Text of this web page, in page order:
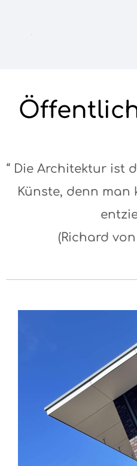
“ Die Architektur ist
Künste, denn
(Richard